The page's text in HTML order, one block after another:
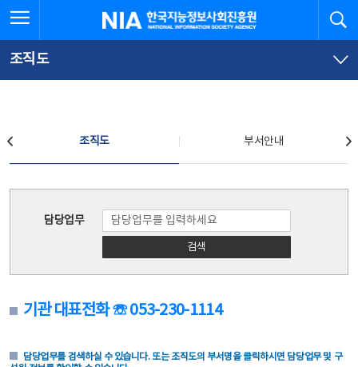
문
로
가
체
뉴
바
가
한국지능정보사회진흥원
조직도
조직도 부서안내
담당업무
검색
기관 대표전화 ☏ 053-230-1114
담당업무를 검색하실 수 있습니다. 또는 조직도의 부서명을 클릭하시면 담당업무 및 구